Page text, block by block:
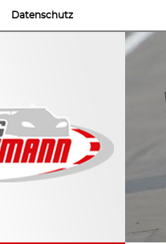
Datenschutz